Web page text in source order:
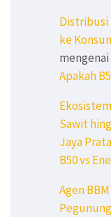
Distribusi
ke
mengenai
Apakah
Sawit
Jaya
B50 vs
Agen